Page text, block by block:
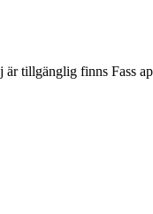
tillgänglig finns Fass